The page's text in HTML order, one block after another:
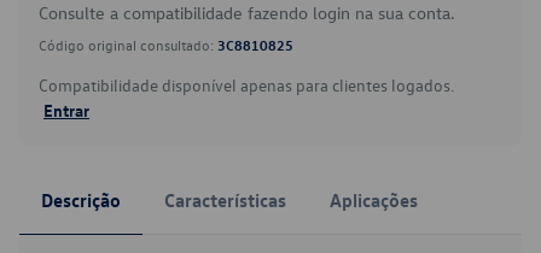
Consulte a compatibilidade fazendo login na sua conta.
Código original consultado: 3C8810825
Compatibilidade disponível apenas para clientes logados.
Entrar
Descrição Características Aplicações